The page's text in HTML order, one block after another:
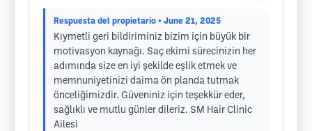
Respuesta del propietario • June 21, 2025
Kıymetli geri bildiriminiz bizim için büyük bir
motivasyon kaynağı. Saç ekimi sürecinizin her
adımında size en iyi şekilde eşlik etmek ve
memnuniyetinizi daima ön planda tutmak
önceliğimizdir. Güveniniz için teşekkür eder,
sağlıklı ve mutlu günler dileriz. SM Hair Clinic
Ailesi